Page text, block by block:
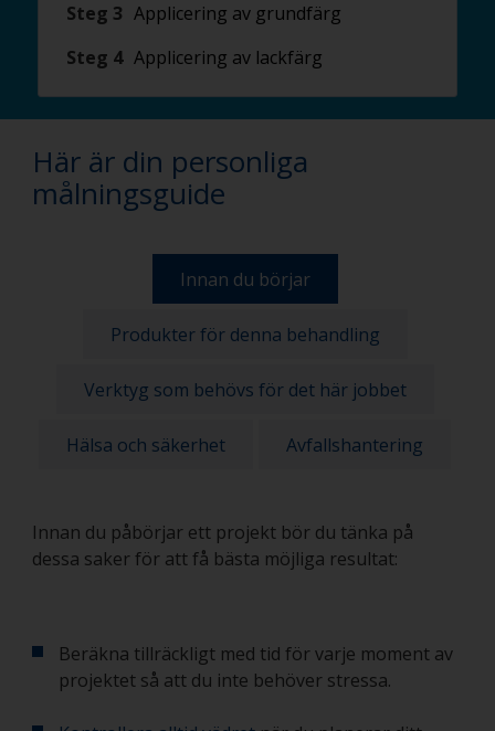
Steg 3 Applicering av grundfärg
Steg 4 Applicering av lackfärg
Här är din personliga
målningsguide
Innan du börjar
Produkter för denna behandling
Verktyg som behövs för det här jobbet
Hälsa och säkerhet Avfallshantering
Innan du påbörjar ett projekt bör du tänka på
dessa saker för att få bästa möjliga resultat:
Beräkna tillräckligt med tid för varje moment av
projektet så att du inte behöver stressa.